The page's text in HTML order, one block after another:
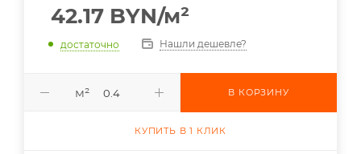
42.17 BYN/м²
достаточно Нашли дешевле?
м² В КОРЗИНУ
КУПИТЬ В 1 КЛИК